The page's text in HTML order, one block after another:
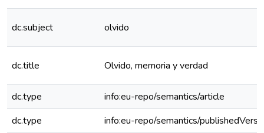
dc.subject olvido
dc.title Olvido, memoria y verdad
dc.type
info:eu-repo/semantics/article
dc.type
info:eu-repo/semantics/